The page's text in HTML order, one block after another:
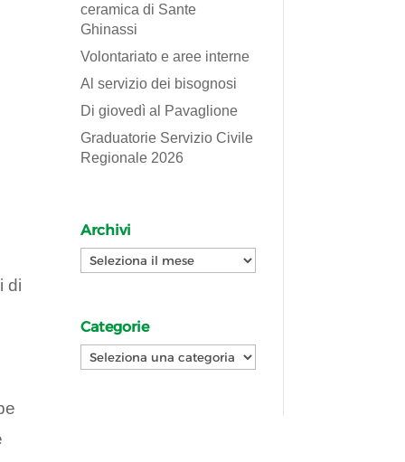
di
ceramica di Sante
Ghinassi
Volontariato e aree interne
Al servizio dei bisognosi
Di giovedì al Pavaglione
Graduatorie Servizio Civile
Regionale 2026
Archivi
Archivi
Categorie
Categorie